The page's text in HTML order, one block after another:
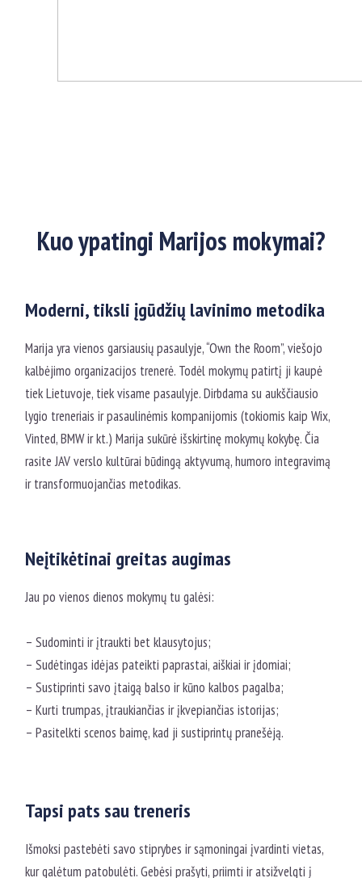
Kuo ypatingi Marijos mokymai?
Moderni, tiksli įgūdžių lavinimo metodika
Marija yra vienos garsiausių pasaulyje, “Own the Room”, viešojo
kalbėjimo organizacijos trenerė. Todėl mokymų patirtį ji kaupė
tiek Lietuvoje, tiek visame pasaulyje. Dirbdama su aukščiausio
lygio treneriais ir pasaulinėmis kompanijomis (tokiomis kaip Wix,
Vinted, BMW ir kt.) Marija sukūrė išskirtinę mokymų kokybę. Čia
rasite JAV verslo kultūrai būdingą aktyvumą, humoro integravimą
ir transformuojančias metodikas.
Neįtikėtinai greitas augimas
Jau po vienos dienos mokymų tu galėsi:
– Sudominti ir įtraukti bet klausytojus;
– Sudėtingas idėjas pateikti paprastai, aiškiai ir įdomiai;
– Sustiprinti savo įtaigą balso ir kūno kalbos pagalba;
– Kurti trumpas, įtraukiančias ir įkvepiančias istorijas;
– Pasitelkti scenos baimę, kad ji sustiprintų pranešėją.
Tapsi pats sau treneris
Išmoksi pastebėti savo stiprybes ir sąmoningai įvardinti vietas,
kur galėtum patobulėti. Gebėsi prašyti, priimti ir atsižvelgti į